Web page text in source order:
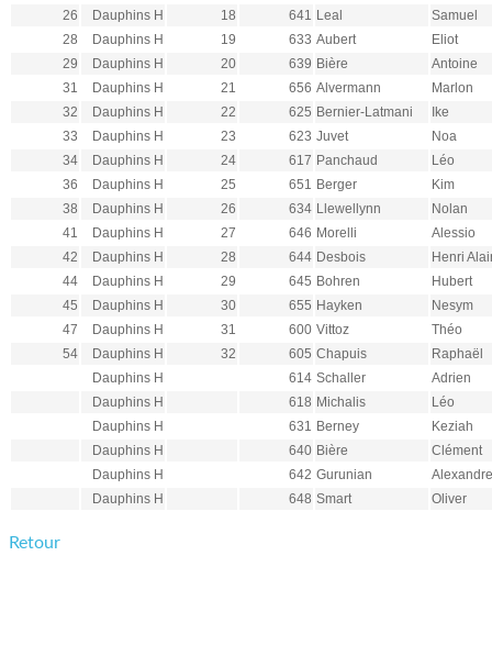
26
Dauphins H 18 641 Leal
Samuel
28
Dauphins H 19 633 Aubert
Eliot
29
Dauphins H 20 639 Bière
Antoine
31
Dauphins H 21 656 Alvermann
Marlon
32
Dauphins H 22 625 Bernier-Latmani
Ike
33
Dauphins H 23 623 Juvet
Noa
34
Dauphins H 24 617 Panchaud
Léo
36
Dauphins H 25 651 Berger
Kim
38
Dauphins H 26 634 Llewellynn
Nolan
41
Dauphins H 27 646 Morelli
Alessio
42
Dauphins H 28 644 Desbois
Henri
44
Dauphins H 29 645 Bohren
Hubert
45
Dauphins H 30 655 Hayken
Nesym
47
Dauphins H 31 600 Vittoz
Théo
54
Dauphins H 32 605 Chapuis
Raphaël
Dauphins H
614 Schaller
Adrien
Dauphins H
618 Michalis
Léo
Dauphins H
631 Berney
Keziah
Dauphins H
640 Bière
Clément
Dauphins H
642 Gurunian
Alexandre
Dauphins H
648 Smart Oliver
Retour